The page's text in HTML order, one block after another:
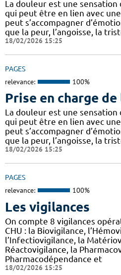
La douleur est une sensation
qui peut être en lien avec
peut s’accompagner
que la peur, l’angoisse, la
18/02/2026 15:25
PAGES
relevance: 100%
Prise en charge
La douleur est une sensation
qui peut être en lien avec
peut s’accompagner
que la peur, l’angoisse, la
18/02/2026 15:25
PAGES
relevance: 100%
Les vigilances
On compte 8 vigilances
CHU : la Biovigilance,
l’Infectiovigilance, la
Réactovigilance, la
Pharmacodépendance et
18/02/2026 15:25